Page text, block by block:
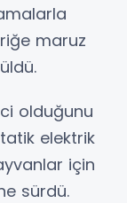
maruz
olduğunu
elektrik
için
sürdü.